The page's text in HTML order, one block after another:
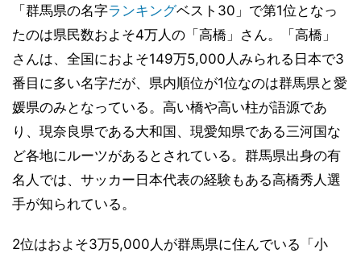
「群馬県の名字ランキングベスト30」で第1位となっ
たのは県民数およそ4万人の「高橋」さん。「高橋」
さんは、全国におよそ149万5,000人みられる日本で3
番目に多い名字だが、県内順位が1位なのは群馬県と愛
媛県のみとなっている。高い橋や高い柱が語源であ
り、現奈良県である大和国、現愛知県である三河国な
ど各地にルーツがあるとされている。群馬県出身の有
名人では、サッカー日本代表の経験もある高橋秀人選
手が知られている。
2位はおよそ3万5,000人が群馬県に住んでいる「小